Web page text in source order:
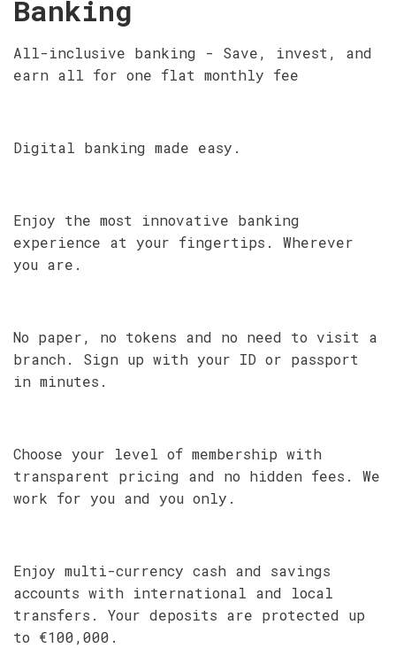
Banking
All-inclusive banking - Save, invest, and
earn all for one flat monthly fee
Digital banking made easy.
Enjoy the most innovative banking
experience at your fingertips. Wherever
you are.
No paper, no tokens and no need to visit a
branch. Sign up with your ID or passport
in minutes.
Choose your level of membership with
transparent pricing and no hidden fees. We
work for you and you only.
Enjoy multi-currency cash and savings
accounts with international and local
transfers. Your deposits are protected up
to €100,000.